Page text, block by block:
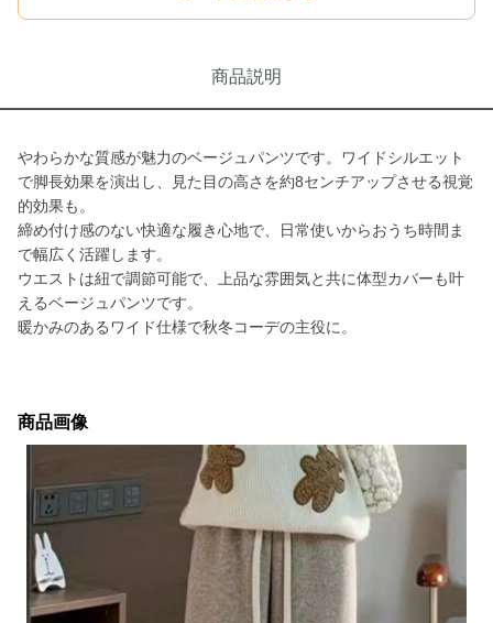
商品説明
やわらかな質感が魅力のベージュパンツです。ワイドシルエット
で脚長効果を演出し、見た目の高さを約8センチアップさせる視覚
的効果も。
締め付け感のない快適な履き心地で、日常使いからおうち時間ま
で幅広く活躍します。
ウエストは紐で調節可能で、上品な雰囲気と共に体型カバーも叶
えるベージュパンツです。
暖かみのあるワイド仕様で秋冬コーデの主役に。
商品画像